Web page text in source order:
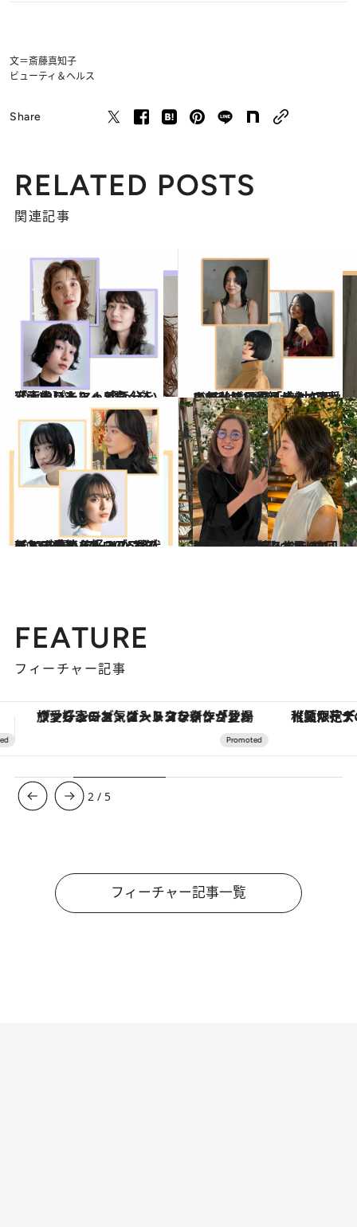
文＝斎藤真知子
ビューティ＆ヘルス
Share
RELATED POSTS
関連記事
2024.1.18
【画像】ちょっと気分を変えたい人に！ 今っぽい「大人パーマ」5選
ビューティ＆ヘルス 2023.10.12
この秋注目の「大人の姫カット」5選 顔が小さくシャープに見える！ “可愛い”だけじゃない魅力で大人気
ビューティ＆ヘルス
2023.4.5
【2023春ヘア】30・40代におすすめ クールなボブ＆ミディアム＆ロブ5選 新しい季節を好みのスタイルで歩もう
ビューティ＆ヘルス 2023.10.1
30代の白髪悩みならグレイヘアが正解 3カ月に1回のメンテナンスでもOK！ 話題の「地毛ハイライト」カラー5選
ビューティ＆ヘルス
FEATURE
フィーチャー記事
【夏限定ディナーコース】旬を迎える稚鮎や花ズッキーニなどをイタリア・トスカーナの郷土料理の手法で満喫！ 【銀座で出合う最旬美容】美髪ケアや上質
3 / 5
フィーチャー記事一覧